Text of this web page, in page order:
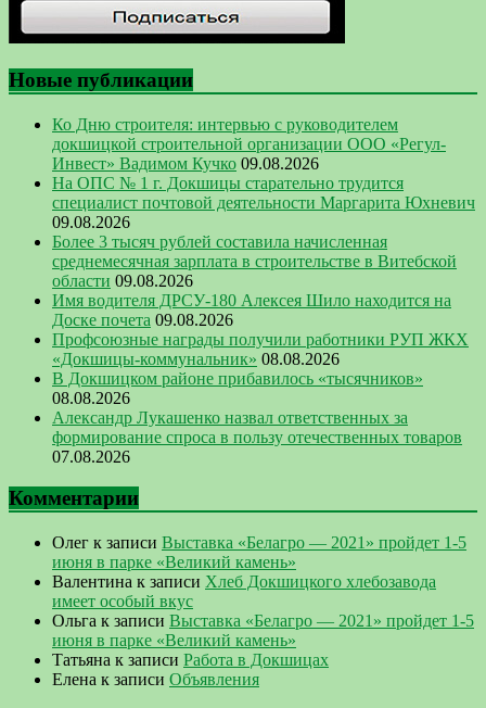
Новые публикации
Ко Дню строителя: интервью с руководителем
докшицкой строительной организации ООО «Регул-
Инвест» Вадимом Кучко 09.08.2026
На ОПС № 1 г. Докшицы старательно трудится
специалист почтовой деятельности Маргарита Юхневич
09.08.2026
Более 3 тысяч рублей составила начисленная
среднемесячная зарплата в строительстве в Витебской
области 09.08.2026
Имя водителя ДРСУ-180 Алексея Шило находится на
Доске почета 09.08.2026
Профсоюзные награды получили работники РУП ЖКХ
«Докшицы-коммунальник» 08.08.2026
В Докшицком районе прибавилось «тысячников»
08.08.2026
Александр Лукашенко назвал ответственных за
формирование спроса в пользу отечественных товаров
07.08.2026
Комментарии
Олег к записи Выставка «Белагро — 2021» пройдет 1-5
июня в парке «Великий камень»
Валентина к записи Хлеб Докшицкого хлебозавода
имеет особый вкус
Ольга к записи Выставка «Белагро — 2021» пройдет 1-5
июня в парке «Великий камень»
Татьяна к записи Работа в Докшицах
Елена к записи Объявления